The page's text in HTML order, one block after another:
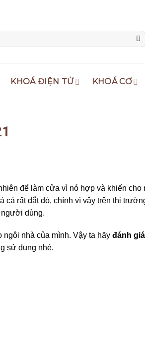
KHOÁ ĐIỆN TỬ KHOÁ CƠ
để làm cửa vì nó hợp và khiến cho
cả rất đắt đỏ, chính vì vậy trên thị
người dùng.
ngôi nhà của mình. Vậy ta hãy đánh
sử dụng nhé.